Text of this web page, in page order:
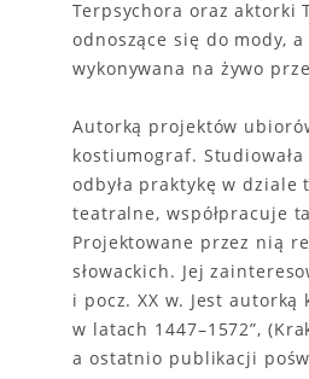
Terpsychora oraz aktorki
odnoszące się do mody,
wykonywana na żywo
Autorką projektów
kostiumograf.
odbyła praktykę w
teatralne, współpracuje
Projektowane przez nią
słowackich. Jej
i pocz. XX w. Jest
w latach 1447–1572”,
a ostatnio publikacji